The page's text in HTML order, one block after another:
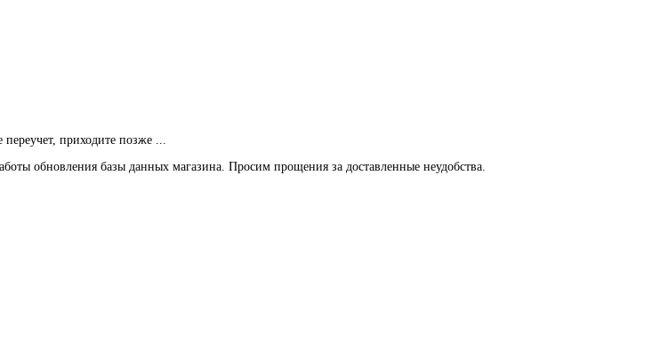
переучет, приходите позже ...
обновления базы данных магазина. Просим прощения за доставленные неудобства.